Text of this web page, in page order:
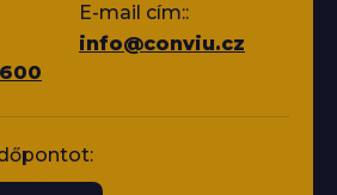
E-mail cím::
info@conviu.cz